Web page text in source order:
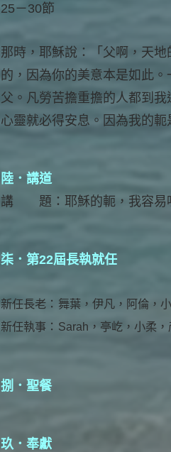
25－30節
那時，耶穌說：「父啊，天
的，因為你的美意本是如此
父。凡勞苦擔重擔的人都到
心靈就必得安息。因為我的軛
陸．講道
講 題：耶穌的軛，我容易
柒．第22屆長執就任
新任長老： 舞葉，伊凡，阿倫，
新任執事： Sarah，亭屹，小柔，
捌．聖餐
玖．奉獻